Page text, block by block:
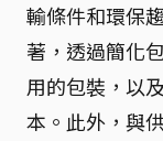
輸條件和環保
著，透過簡化
用的包裝，以
本。此外，與